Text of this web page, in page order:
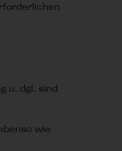
u. dgl. sind
wie